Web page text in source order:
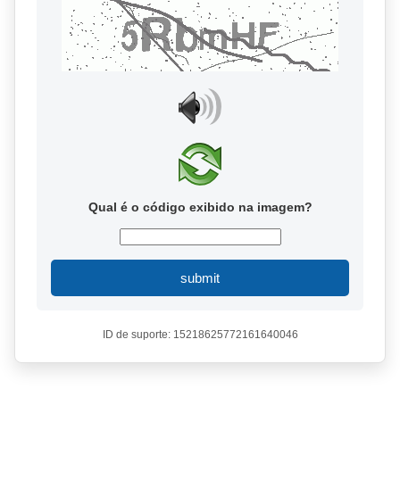
Qual é o código exibido na imagem?
submit
ID de suporte: 15218625772161640046